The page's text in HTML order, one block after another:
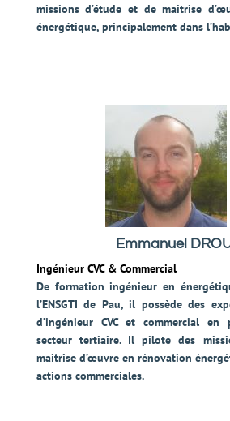
missions d’étude et de maitrise
énergétique, principalement dans
Emmanuel
Ingénieur CVC & Commercial
De formation ingénieur en
l’ENSGTI de Pau, il possède des
d’ingénieur CVC et commercial
secteur tertiaire. Il pilote des
maitrise d’œuvre en rénovation
actions commerciales.